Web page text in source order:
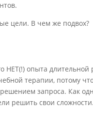
цели. В чем же подвох?
НЕТ(!) опыта
терапии, потому
запроса. Как
решить свои сложности.